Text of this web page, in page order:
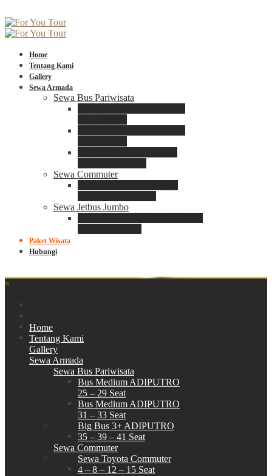
Home
Tentang Kami
Gallery
Sewa Armada
Sewa Bus Pariwisata
Sewa Commuter
Sewa Jetbus Jumbo
Paket Wisata
Hubungi
×
Home
Tentang Kami
Gallery
Sewa Armada
Sewa Bus Pariwisata
Bus Medium ADIPUTRO
25 – 29 Seat
Bus Medium ADIPUTRO
31 – 33 Seat
Big Bus 3+ ADIPUTRO
35 – 39 – 41 Seat
Sewa Commuter
Sewa Toyota Commuter
4 – 8 – 12 – 15 Seat